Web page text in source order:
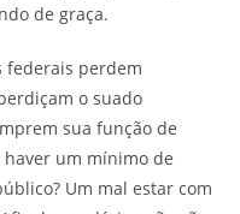
de graça.
federais perdem
o suado
sua função de
um mínimo de
Um mal estar com